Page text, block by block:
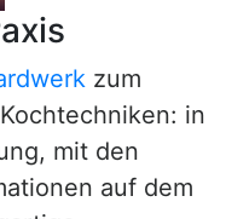
zum
in
mit den
auf dem